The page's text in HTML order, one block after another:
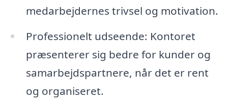
medarbejdernes trivsel og motivation.
Professionelt udseende: Kontoret
præsenterer sig bedre for kunder og
samarbejdspartnere, når det er rent
og organiseret.